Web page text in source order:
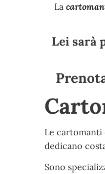
La
Lei sarà
Le cartomanti
dedicano
Sono